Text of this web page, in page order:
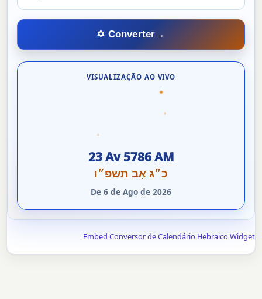
✡ Converter→
VISUALIZAÇÃO AO VIVO
✦
✦
✦
23 Av 5786 AM
כ״ג אָב תשפ״ו
De 6 de Ago de 2026
Embed Conversor de Calendário Hebraico Widget